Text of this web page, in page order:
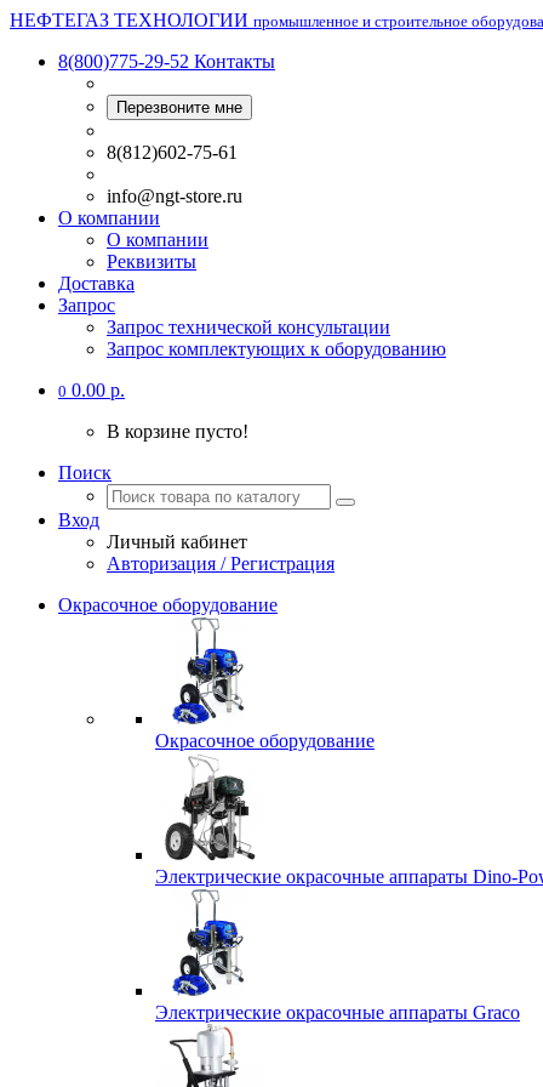
НЕФТЕГАЗ ТЕХНОЛОГИИ промышленное и строительное
8(800)775-29-52 Контакты
Перезвоните мне
8(812)602-75-61
info@ngt-store.ru
О компании
О компании
Реквизиты
Доставка
Запрос
Запрос технической консультации
Запрос комплектующих к оборудованию
0 0.00 р.
В корзине пусто!
Поиск
Вход
Личный кабинет
Авторизация / Регистрация
Окрасочное оборудование
Окрасочное оборудование
Электрические окрасочные аппараты Dino-
Электрические окрасочные аппараты Graco